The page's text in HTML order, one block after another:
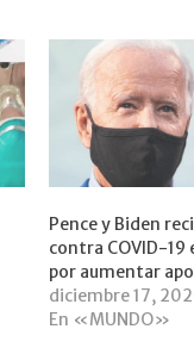
Pence y Biden
contra COVID-
por aumentar
diciembre 17,
En «MUNDO»